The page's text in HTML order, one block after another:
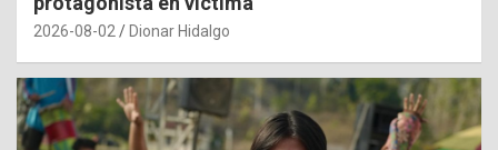
2026-08-02 Dionar Hidalgo